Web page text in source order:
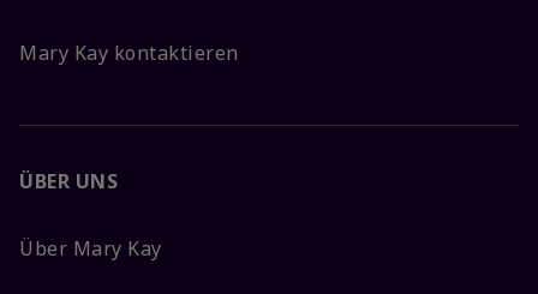
Mary Kay kontaktieren
ÜBER UNS
Über Mary Kay